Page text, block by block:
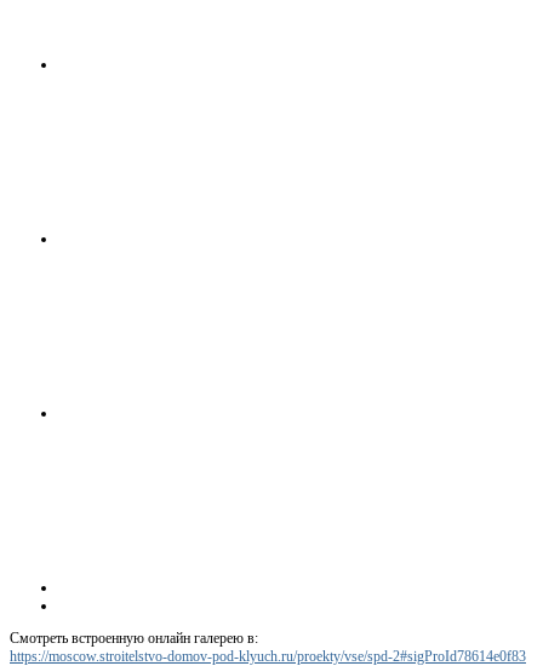
Смотреть встроенную онлайн галерею в:
https://moscow.stroitelstvo-domov-pod-klyuch.ru/proekty/vse/spd-2#sigProId78614e0f83